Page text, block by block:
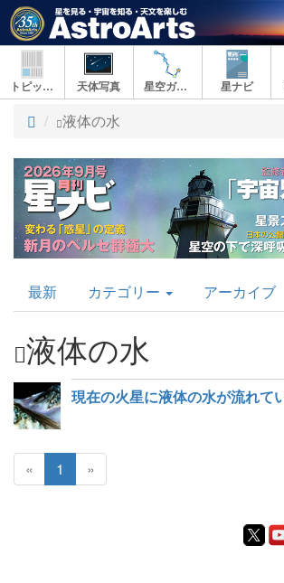
トピックス 天体写真 星空ガイド 星ナビ
ト
プ
液体の水
AstroArts
Topics
最新 カテゴリー アーカイブ
液体の水
現在の火星に液体の水が流れて
« 1 »